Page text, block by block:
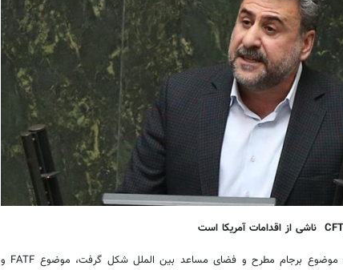
فلاحت‌پیشه یادآور شد: در زمانی که موضوع برجام مطرح و فضای مساعد بین الملل شکل گرفت، موضوع FATF و